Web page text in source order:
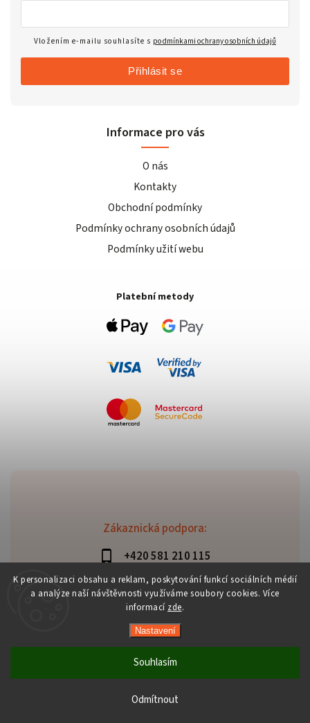
K personalizaci obsahu a reklam, poskytování funkcí sociálních médií
a analýze naší návštěvnosti využíváme soubory cookies. Více
informací zde.
Nastavení
Odmítnout
Souhlasím
Zákaznická podpora:
+420 581 210 115
info@davaztechnik.cz
Vložením e-mailu souhlasíte s podmínkami ochrany osobních údajů
Přihlásit se
Informace pro vás
O nás
Kontakty
Obchodní podmínky
Podmínky ochrany osobních údajů
Podmínky užití webu
Platební metody
Copyright 2026Daniš Davaztechnik. Všechna práva